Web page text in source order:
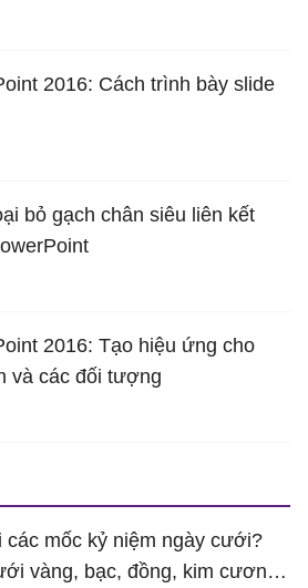
2016: Cách trình bày slide
bỏ gạch chân siêu liên kết
2016: Tạo hiệu ứng cho
và các đối tượng
các mốc kỷ niệm ngày cưới?
vàng, bạc, đồng, kim cương